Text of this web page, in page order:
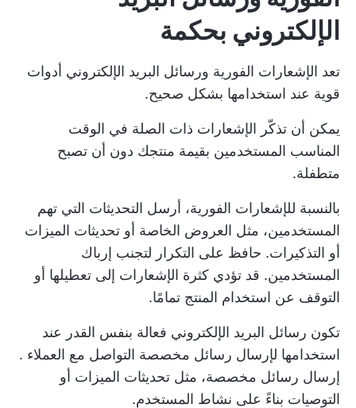
الإلكتروني بحكمة
تعد الإشعارات الفورية ورسائل البريد الإلكتروني أدوات
قوية عند استخدامها بشكل صحيح.
يمكن أن تذكّر الإشعارات ذات الصلة في الوقت
المناسب المستخدمين بقيمة منتجك دون أن تصبح
متطفلة.
بالنسبة للإشعارات الفورية، أرسل التحديثات التي تهم
المستخدمين، مثل العروض الخاصة أو تحديثات الميزات
أو التذكيرات. حافظ على التكرار لتجنب إرباك
المستخدمين. قد تؤدي كثرة الإشعارات إلى تعطيلها أو
التوقف عن استخدام المنتج تمامًا.
تكون رسائل البريد الإلكتروني فعالة بنفس القدر عند
استخدامها لإرسال رسائل مخصصة التواصل مع العملاء .
إرسال رسائل مخصصة، مثل تحديثات الميزات أو
التوصيات بناءً على نشاط المستخدم.